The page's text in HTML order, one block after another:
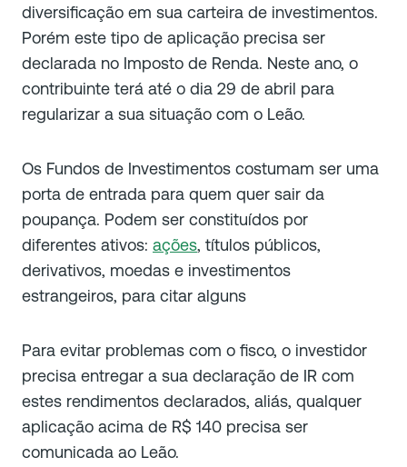
diversificação em sua carteira de investimentos.
Porém este tipo de aplicação precisa ser
declarada no Imposto de Renda. Neste ano, o
contribuinte terá até o dia 29 de abril para
regularizar a sua situação com o Leão.
Os Fundos de Investimentos costumam ser uma
porta de entrada para quem quer sair da
poupança. Podem ser constituídos por
diferentes ativos: ações, títulos públicos,
derivativos, moedas e investimentos
estrangeiros, para citar alguns
Para evitar problemas com o fisco, o investidor
precisa entregar a sua declaração de IR com
estes rendimentos declarados, aliás, qualquer
aplicação acima de R$ 140 precisa ser
comunicada ao Leão.